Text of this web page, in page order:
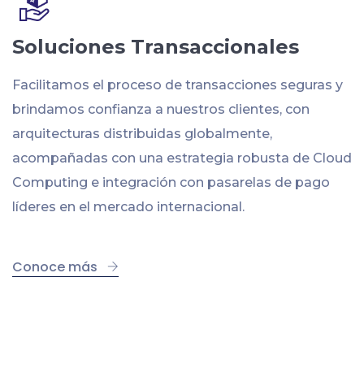
Soluciones Transaccionales
Facilitamos el proceso de transacciones seguras y
brindamos confianza a nuestros clientes, con
arquitecturas distribuidas globalmente,
acompañadas con una estrategia robusta de Cloud
Computing e integración con pasarelas de pago
líderes en el mercado internacional.
Conoce más